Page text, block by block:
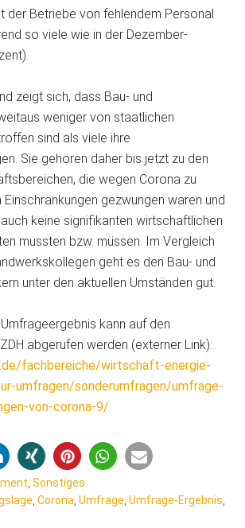
der Betriebe von fehlendem Personal
so viele wie in der Dezember-
zeigt sich, dass Bau- und
weniger von staatlichen
sind als viele ihre
Sie gehören daher bis jetzt zu den
die wegen Corona zu
Einschränkungen gezwungen waren und
keine signifikanten wirtschaftlichen
mussten bzw. müssen. Im Vergleich
geht es den Bau- und
unter den aktuellen Umständen gut.
kann auf den
abgerufen werden (externer Link):
fachbereiche/wirtschaft-energie-
umfragen/sonderumfragen/umfrage-
von-corona-9/
,Sonstiges
,Corona ,Umfrage ,Umfrage-Ergebnis